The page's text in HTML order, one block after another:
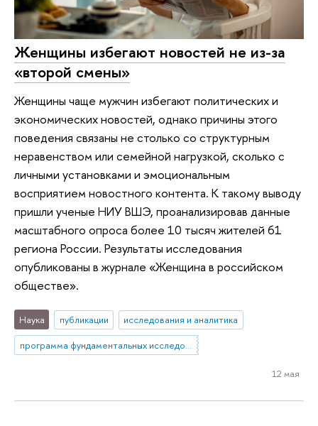
Женщины избегают новостей не из-за
«второй смены»
Женщины чаще мужчин избегают политических и
экономических новостей, однако причины этого
поведения связаны не столько со структурным
неравенством или семейной нагрузкой, сколько с
личными установками и эмоциональным
восприятием новостного контента. К такому выводу
пришли ученые НИУ ВШЭ, проанализировав данные
масштабного опроса более 10 тысяч жителей 61
региона России. Результаты исследования
опубликованы в журнале «Женщина в российском
обществе».
Наука публикации
исследования и аналитика
программа фундаментальных исследований
12 мая